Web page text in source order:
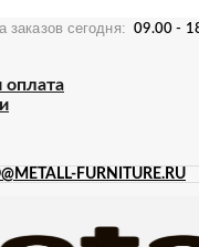
заказов сегодня:
09.00 -
оплата
FURNITURE.RU